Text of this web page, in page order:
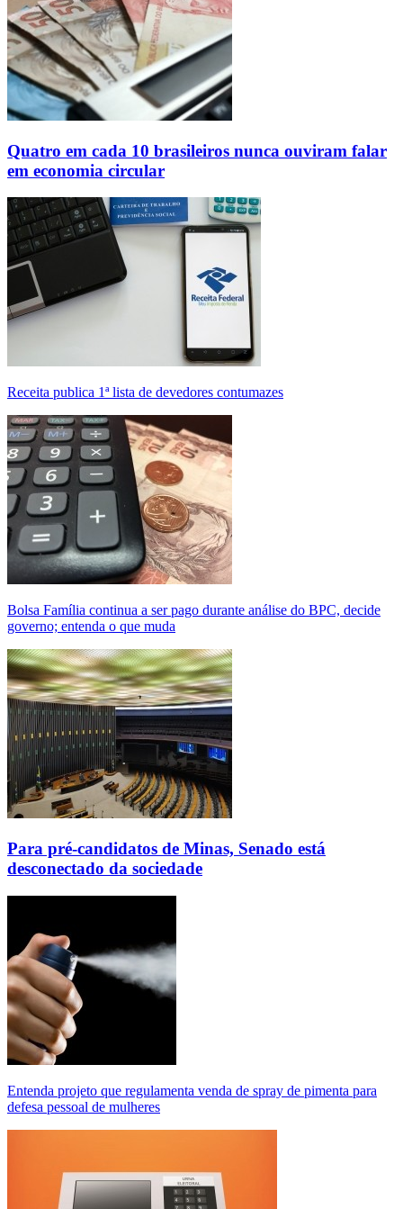
Quatro em cada 10 brasileiros nunca ouviram falar
em economia circular
Receita publica 1ª lista de devedores contumazes
Bolsa Família continua a ser pago durante análise do BPC, decide
governo; entenda o que muda
Para pré-candidatos de Minas, Senado está
desconectado da sociedade
Entenda projeto que regulamenta venda de spray de pimenta para
defesa pessoal de mulheres